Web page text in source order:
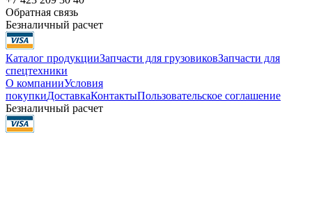
Обратная связь
Безналичный расчет
Каталог продукцииЗапчасти для грузовиковЗапчасти для
спецтехники
О компанииУсловия
покупкиДоставкаКонтактыПользовательское соглашение
Безналичный расчет